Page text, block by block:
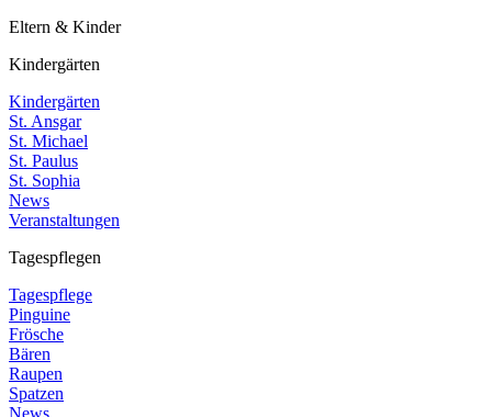
Eltern & Kinder
Kindergärten
Kindergärten
St. Ansgar
St. Michael
St. Paulus
St. Sophia
News
Veranstaltungen
Tagespflegen
Tagespflege
Pinguine
Frösche
Bären
Raupen
Spatzen
News